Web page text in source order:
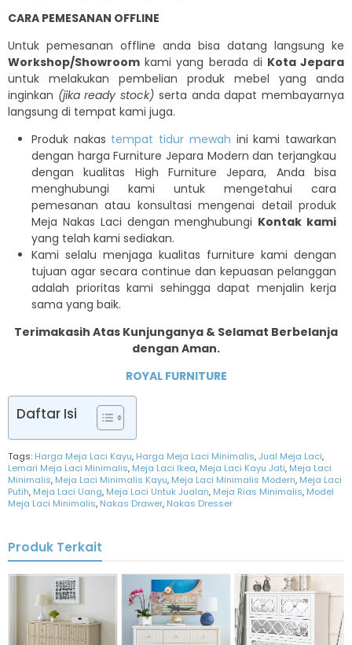
CARA PEMESANAN OFFLINE
Untuk pemesanan offline anda bisa datang langsung ke
Workshop/Showroom kami yang berada di Kota Jepara
untuk melakukan pembelian produk mebel yang anda
inginkan (jika ready stock) serta anda dapat membayarnya
langsung di tempat kami juga.
Produk nakas tempat tidur mewah ini kami tawarkan
dengan harga Furniture Jepara Modern dan terjangkau
dengan kualitas High Furniture Jepara, Anda bisa
menghubungi kami untuk mengetahui cara
pemesanan atau konsultasi mengenai detail produk
Meja Nakas Laci dengan menghubungi Kontak kami
yang telah kami sediakan.
Kami selalu menjaga kualitas furniture kami dengan
tujuan agar secara continue dan kepuasan pelanggan
adalah prioritas kami sehingga dapat menjalin kerja
sama yang baik.
Terimakasih Atas Kunjunganya & Selamat Berbelanja
dengan Aman.
ROYAL FURNITURE
Daftar Isi
Tags: Harga Meja Laci Kayu, Harga Meja Laci Minimalis,Jual Meja Laci,
Lemari Meja Laci Minimalis, Meja Laci Ikea, Meja Laci Kayu Jati, Meja Laci
Minimalis, Meja Laci Minimalis Kayu, Meja Laci Minimalis Modern, Meja Laci
Putih, Meja Laci Uang, Meja Laci Untuk Jualan, Meja Rias Minimalis, Model
Meja Laci Minimalis, Nakas Drawer, Nakas Dresser
Produk Terkait